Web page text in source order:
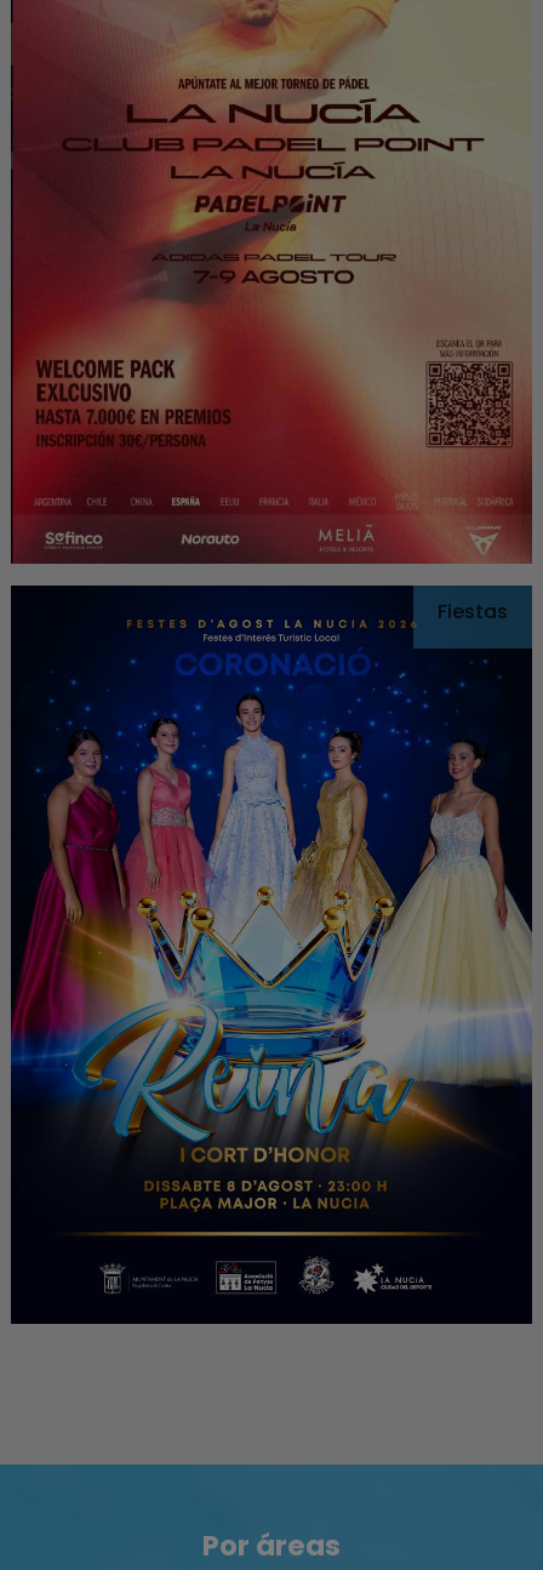
Fiestas
Por áreas